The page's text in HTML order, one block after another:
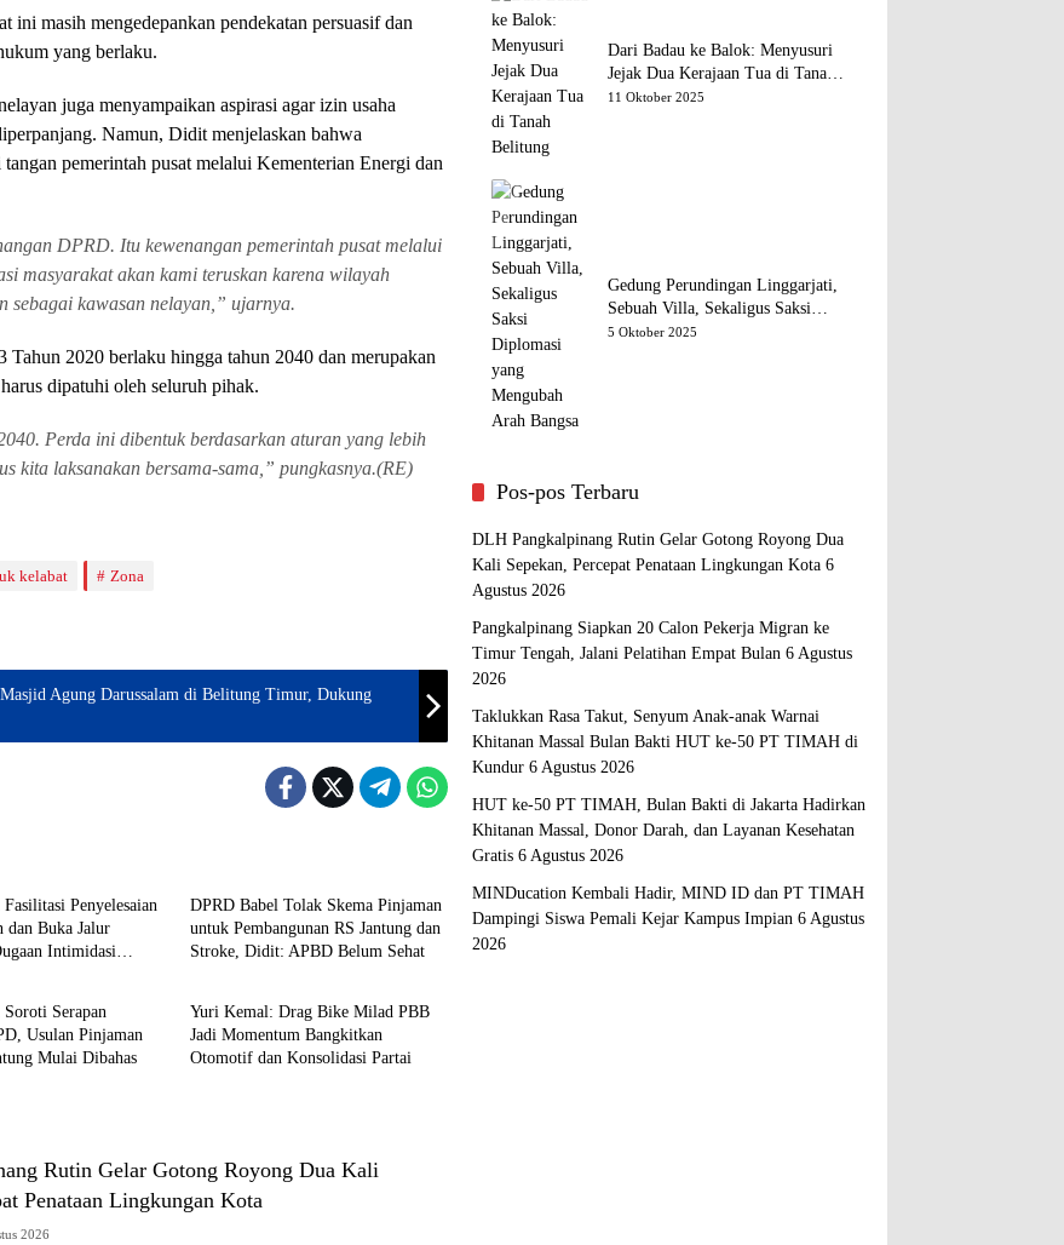
ini masih mengedepankan pendekatan persuasif dan
yang berlaku.
juga menyampaikan aspirasi agar izin usaha
Namun, Didit menjelaskan bahwa
pemerintah pusat melalui Kementerian Energi dan
DPRD. Itu kewenangan pemerintah pusat melalui
masyarakat akan kami teruskan karena wilayah
sebagai kawasan nelayan,” ujarnya.
2020 berlaku hingga tahun 2040 dan merupakan
dipatuhi oleh seluruh pihak.
Perda ini dibentuk berdasarkan aturan yang lebih
kita laksanakan bersama-sama,” pungkasnya.(RE)
kelabat Zona
Agung Darussalam di Belitung Timur, Dukung
Penyelesaian
dan Buka Jalur
Intimidasi
DPRD Babel Tolak Skema Pinjaman
untuk Pembangunan RS Jantung dan
Stroke, Didit: APBD Belum Sehat
Serapan
Usulan Pinjaman
Mulai Dibahas
Politik & Parlemen
Yuri Kemal: Drag Bike Milad PBB
Jadi Momentum Bangkitkan
Otomotif dan Konsolidasi Partai
Rutin Gelar Gotong Royong Dua Kali
Penataan Lingkungan Kota
2026
Dari Badau ke Balok: Menyusuri
Jejak Dua Kerajaan Tua di Tanah
Belitung
11 Oktober 2025
Gedung Perundingan Linggarjati,
Sebuah Villa, Sekaligus Saksi
Diplomasi yang Mengubah Arah
5 Oktober 2025
Pos-pos Terbaru
DLH Pangkalpinang Rutin Gelar Gotong Royong Dua
Kali Sepekan, Percepat Penataan Lingkungan Kota 6
Agustus 2026
Pangkalpinang Siapkan 20 Calon Pekerja Migran ke
Timur Tengah, Jalani Pelatihan Empat Bulan 6 Agustus
2026
Taklukkan Rasa Takut, Senyum Anak-anak Warnai
Khitanan Massal Bulan Bakti HUT ke-50 PT TIMAH di
Kundur 6 Agustus 2026
HUT ke-50 PT TIMAH, Bulan Bakti di Jakarta Hadirkan
Khitanan Massal, Donor Darah, dan Layanan Kesehatan
Gratis 6 Agustus 2026
MINDucation Kembali Hadir, MIND ID dan PT TIMAH
Dampingi Siswa Pemali Kejar Kampus Impian 6 Agustus
2026